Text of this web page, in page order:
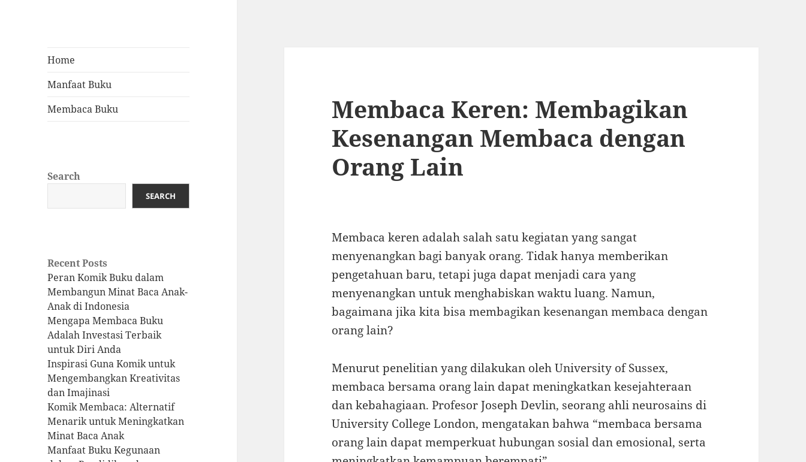
Home
Manfaat Buku
Membaca Buku
Search
SEARCH
Recent Posts
Peran Komik Buku dalam
Membangun Minat Baca Anak-
Anak di Indonesia
Mengapa Membaca Buku
Adalah Investasi Terbaik
untuk Diri Anda
Inspirasi Guna Komik untuk
Mengembangkan Kreativitas
dan Imajinasi
Komik Membaca: Alternatif
Menarik untuk Meningkatkan
Minat Baca Anak
Manfaat Buku Kegunaan
Membaca Keren: Membagikan
Kesenangan Membaca dengan
Orang Lain
Membaca keren adalah salah satu kegiatan yang sangat
menyenangkan bagi banyak orang. Tidak hanya memberikan
pengetahuan baru, tetapi juga dapat menjadi cara yang
menyenangkan untuk menghabiskan waktu luang. Namun,
bagaimana jika kita bisa membagikan kesenangan membaca dengan
orang lain?
Menurut penelitian yang dilakukan oleh University of Sussex,
membaca bersama orang lain dapat meningkatkan kesejahteraan
dan kebahagiaan. Profesor Joseph Devlin, seorang ahli neurosains di
University College London, mengatakan bahwa “membaca bersama
orang lain dapat memperkuat hubungan sosial dan emosional, serta